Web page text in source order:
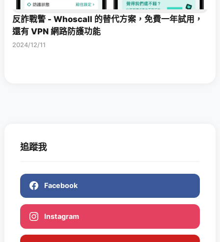
反詐戰警 - Whoscall 的替代方案，免費一年試用，
還有 VPN 網路防護功能
2024/12/11
追蹤我
Facebook
Instagram